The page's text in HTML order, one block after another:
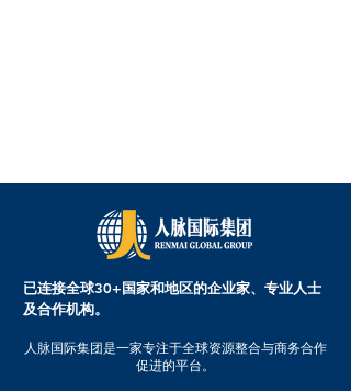
已连接全球30+国家和地区的企业家、专业人士
及合作机构。
人脉国际集团是一家专注于全球资源整合与商务合作
促进的平台。